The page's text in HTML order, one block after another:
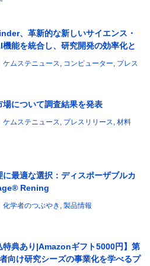
、革新的な新しいサイエンス・
機能を統合し、研究開発の効率化と
ンを促進
ケムステニュース, コンピューター, プレス
場について調査結果を発表
ケムステニュース, プレスリリース, 材料
に最適な選択：ディスポーザブルカ
Rening
化学者のつぶやき , 製品情報
特典あり|Amazonギフト5000円】第
向け研究シーズの事業化を学べるプ